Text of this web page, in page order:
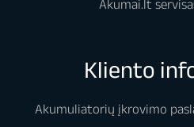
Akumai.lt
Kliento
Akumuliatorių įkrovimo